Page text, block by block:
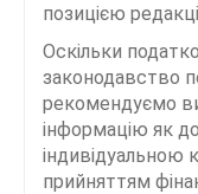
позицією
Оскільки
законодавство
рекомендуємо
інформацію як
індивідуальною
прийняттям